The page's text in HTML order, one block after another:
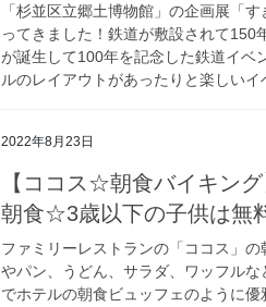
「杉並区立郷土博物館」の企画展「
ってきました！鉄道が敷設されて150
が誕生して100年を記念した鉄道イ
ルのレイアウトがあったりと楽しいイ
2022年8月23日
【ココス☆朝食バイキン
朝食☆3歳以下の子供は無
ファミリーレストランの「ココス」
やパン、うどん、サラダ、ワッフル
でホテルの朝食ビュッフェのように